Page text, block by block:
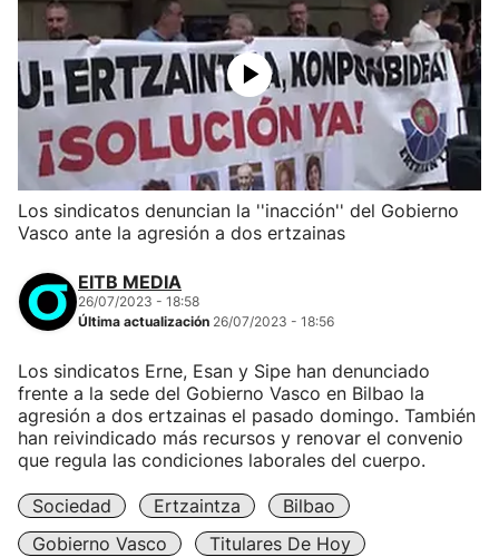
Los sindicatos denuncian la ''inacción'' del Gobierno
Vasco ante la agresión a dos ertzainas
EITB MEDIA
26/07/2023 - 18:58
Última actualización 26/07/2023 - 18:56
Los sindicatos Erne, Esan y Sipe han denunciado
frente a la sede del Gobierno Vasco en Bilbao la
agresión a dos ertzainas el pasado domingo. También
han reivindicado más recursos y renovar el convenio
que regula las condiciones laborales del cuerpo.
Sociedad Ertzaintza
Bilbao
Gobierno Vasco
Titulares De Hoy